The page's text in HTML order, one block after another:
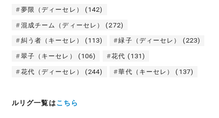
夢限（ディーセレ） (142)
混成チーム（ディーセレ） (272)
糾う者（キーセレ） (113) 緑子（ディーセレ） (223)
翠子（キーセレ） (106) 花代 (131)
花代（ディーセレ） (244) 華代（キーセレ） (137)
ルリグ一覧はこちら